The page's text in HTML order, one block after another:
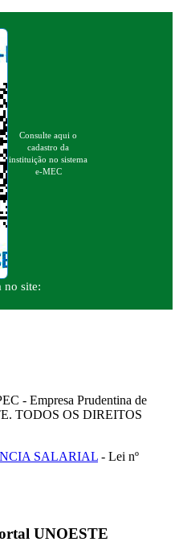
Consulte aqui o
cadastro da
instituição no sistema
e-MEC
no site:
- Empresa Prudentina de
TODOS OS DIREITOS
SALARIAL - Lei nº
UNOESTE